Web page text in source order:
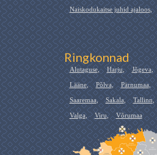
Naiskodukaitse juhid ajaloos,
Ringkonnad
Alutaguse, Harju, Jõgeva,
Lääne, Põlva, Pärnumaa,
Saaremaa, Sakala, Tallinn,
Valga, Viru, Võrumaa